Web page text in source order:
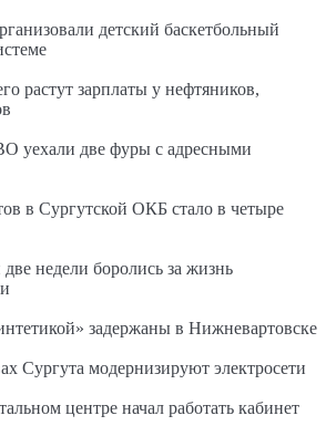
детский баскетбольный
растут зарплаты у нефтяников,
уехали две фуры с адресными
в Сургутской ОКБ стало в четыре
недели боролись за жизнь
задержаны в Нижневартовске
Сургута модернизируют электросети
центре начал работать кабинет